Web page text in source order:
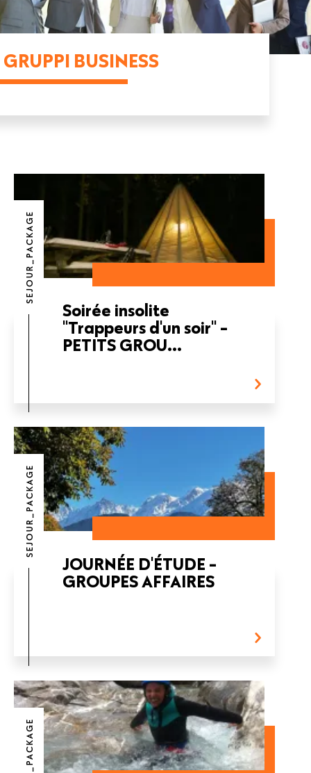
GRUPPI BUSINESS
SEJOUR_PACKAGE
Soirée insolite
"Trappeurs d'un soir" -
PETITS GROU...
SEJOUR_PACKAGE
JOURNÉE D'ÉTUDE -
GROUPES AFFAIRES